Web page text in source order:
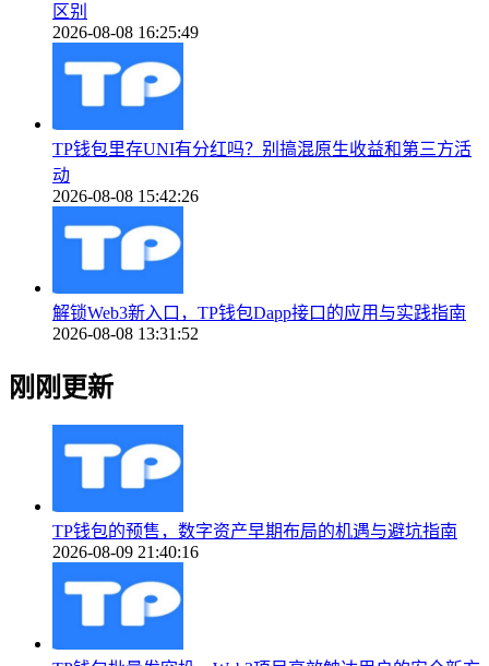
区别
2026-08-08 16:25:49
TP钱包里存UNI有分红吗？别搞混原生收益和第三方活
动
2026-08-08 15:42:26
解锁Web3新入口，TP钱包Dapp接口的应用与实践指南
2026-08-08 13:31:52
刚刚更新
TP钱包的预售，数字资产早期布局的机遇与避坑指南
2026-08-09 21:40:16